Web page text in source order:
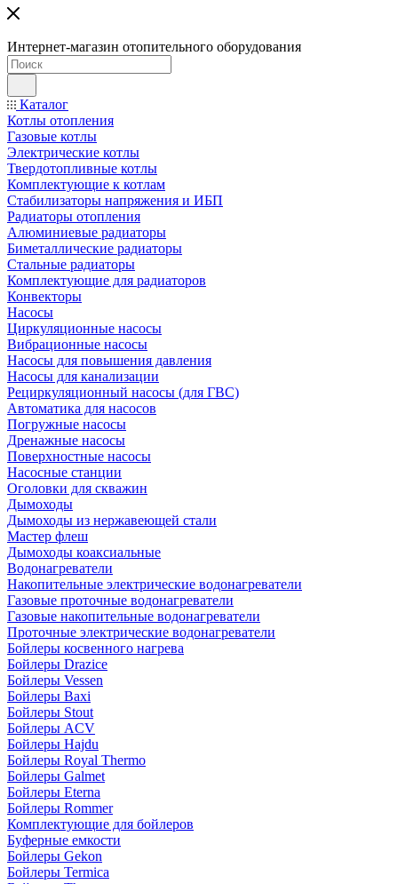
Интернет-магазин отопительного оборудования
Каталог
Котлы отопления
Газовые котлы
Электрические котлы
Твердотопливные котлы
Комплектующие к котлам
Стабилизаторы напряжения и ИБП
Радиаторы отопления
Алюминиевые радиаторы
Биметаллические радиаторы
Стальные радиаторы
Комплектующие для радиаторов
Конвекторы
Насосы
Циркуляционные насосы
Вибрационные насосы
Насосы для повышения давления
Насосы для канализации
Рециркуляционный насосы (для ГВС)
Автоматика для насосов
Погружные насосы
Дренажные насосы
Поверхностные насосы
Насосные станции
Оголовки для скважин
Дымоходы
Дымоходы из нержавеющей стали
Мастер флеш
Дымоходы коаксиальные
Водонагреватели
Накопительные электрические водонагреватели
Газовые проточные водонагреватели
Газовые накопительные водонагреватели
Проточные электрические водонагреватели
Бойлеры косвенного нагрева
Бойлеры Drazice
Бойлеры Vessen
Бойлеры Baxi
Бойлеры Stout
Бойлеры ACV
Бойлеры Hajdu
Бойлеры Royal Thermo
Бойлеры Galmet
Бойлеры Eterna
Бойлеры Rommer
Комплектующие для бойлеров
Буферные емкости
Бойлеры Gekon
Бойлеры Termica